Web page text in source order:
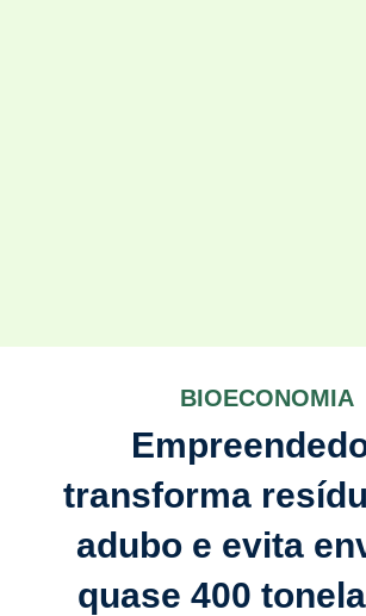
BIOECONOMIA
transforma
adubo e evita
quase 400